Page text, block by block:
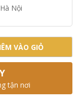
Nội
VÀO GIỎ
tận nơi